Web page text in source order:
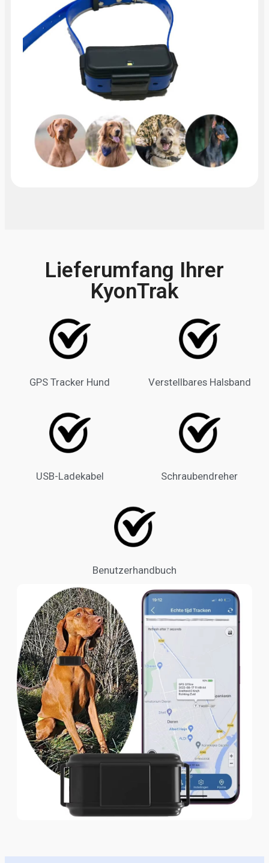
Lieferumfang Ihrer
KyonTrak
GPS Tracker Hund Verstellbares Halsband
USB-Ladekabel Schraubendreher
Benutzerhandbuch